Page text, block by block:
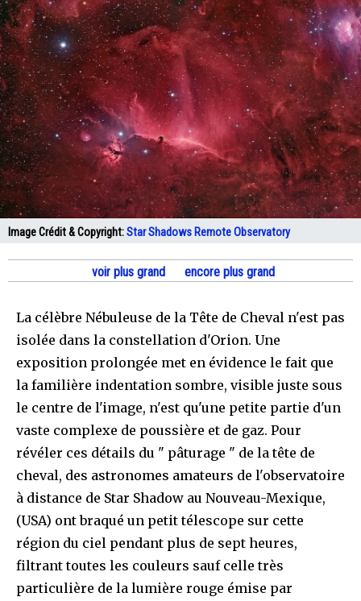
Image Crédit & Copyright:Star Shadows Remote Observatory
voir plus grand encore plus grand
La célèbre Nébuleuse de la Tête de Cheval n'est pas
isolée dans la constellation d'Orion. Une
exposition prolongée met en évidence le fait que
la familière indentation sombre, visible juste sous
le centre de l'image, n'est qu'une petite partie d'un
vaste complexe de poussière et de gaz. Pour
révéler ces détails du " pâturage " de la tête de
cheval, des astronomes amateurs de l'observatoire
à distance de Star Shadow au Nouveau-Mexique,
(USA) ont braqué un petit télescope sur cette
région du ciel pendant plus de sept heures,
filtrant toutes les couleurs sauf celle très
particulière de la lumière rouge émise par